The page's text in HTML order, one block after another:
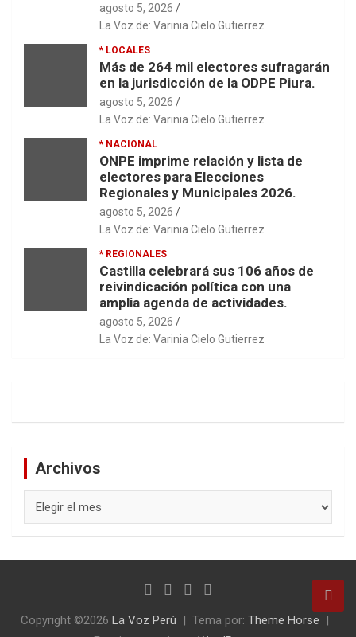
agosto 5, 2026
La Voz de: Varinia Cielo Gutierrez
* LOCALES
Más de 264 mil electores sufragarán
en la jurisdicción de la ODPE Piura.
agosto 5, 2026
La Voz de: Varinia Cielo Gutierrez
* NACIONAL
ONPE imprime relación y lista de
electores para Elecciones
Regionales y Municipales 2026.
agosto 5, 2026
La Voz de: Varinia Cielo Gutierrez
* REGIONALES
Castilla celebrará sus 106 años de
reivindicación política con una
amplia agenda de actividades.
agosto 5, 2026
La Voz de: Varinia Cielo Gutierrez
Archivos
Copyright ©2026 La Voz Perú Tema por: Theme Horse